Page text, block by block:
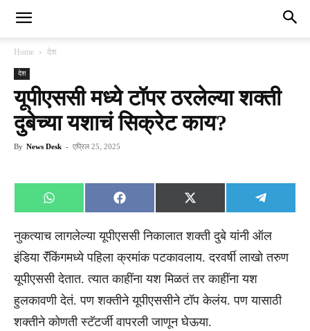
Home देश
देश
यूपीएससी मध्ये टॉपर ठरलेल्या शक्ती
दुबेच्या यशाचं सिक्रेट काय?
By News Desk - एप्रिल 25, 2025
Share
on
WhatsApp
Share
on
Facebook
Share
on
X
(Twitter)
Share
on
नुकत्याच लागलेल्या यूपीएससी निकालात शक्ती दुबे यांनी ऑल
इंडिया रॅंकिंगमध्ये पहिला क्रमांक पटकावलाय. दरवर्षी लाखो तरुण
यूपीएससी देतात. त्यात काहींना यश मिळतं तर काहींना यश
हुलकावणी देतं. पण शक्तीने यूपीएससीने टॉप केलंय. पण यासाठी
शक्तीने कोणती स्टॅटर्जी वापरली जाणून घेऊया.